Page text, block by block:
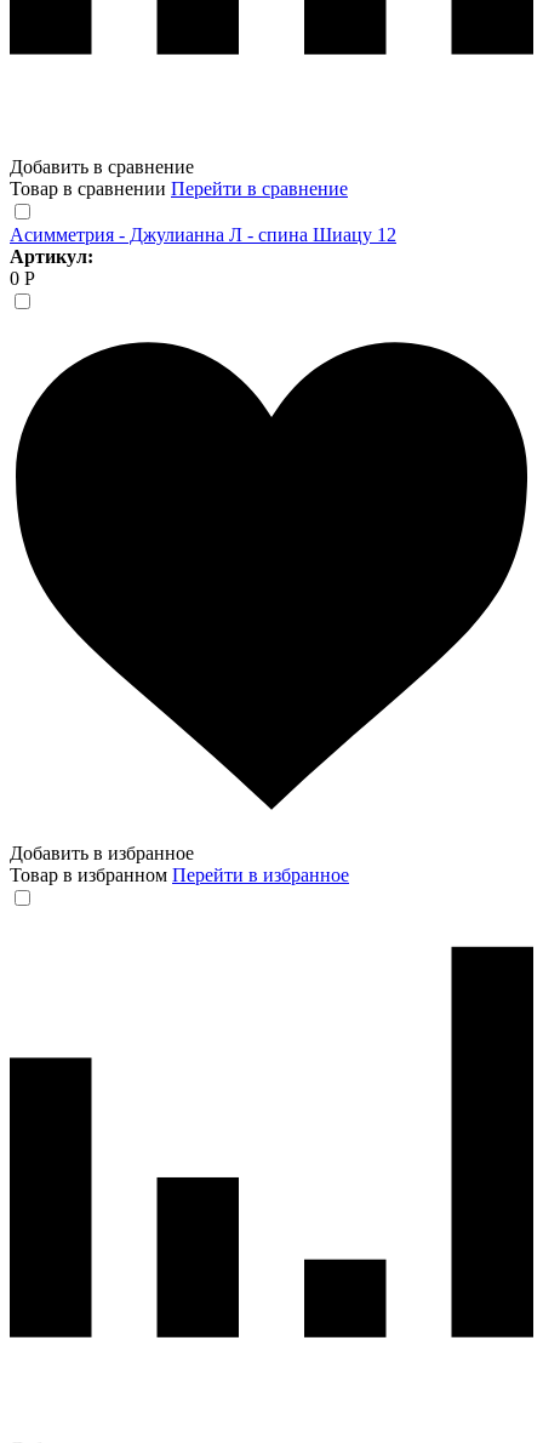
Добавить в сравнение
Товар в сравнении Перейти в сравнение
Асимметрия - Джулианна Л - спина Шиацу 12
Артикул:
0 Р
Добавить в избранное
Товар в избранном Перейти в избранное